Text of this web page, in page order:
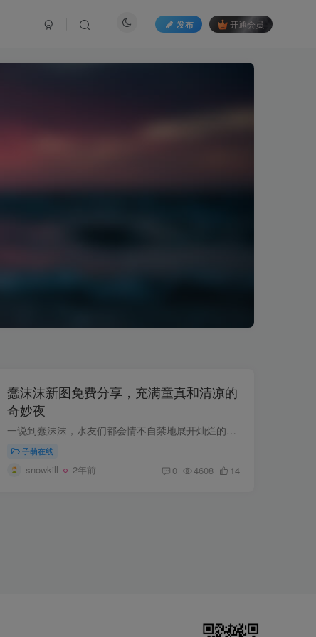
发布 开通会员
蠢沫沫新图免费分享，充满童真和清凉的
奇妙夜
一说到蠢沫沫，水友们都会情不自禁地展开灿烂的笑容，这个可爱的妹子在我们心中可谓是一个老朋友。她在过去的2023年为我们奉献了太多经典的作品。如今迈入新的一年，大家都迫不及待地期盼着蠢沫...
子萌在线
snowkill 2年前 0 4608 14